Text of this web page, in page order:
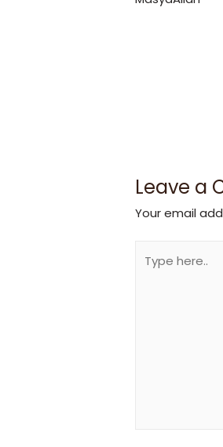
Leave a
Your email